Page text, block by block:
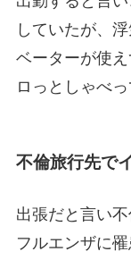
していたが、
ベーターが使
ロっとしゃべっ
不倫旅行先で
出張だと言い
フルエンザに